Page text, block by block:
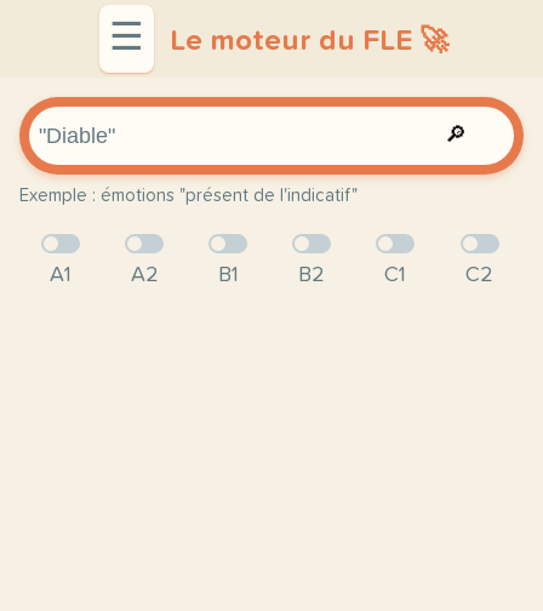
☰ Le moteur du FLE 🚀
🔎
Exemple : émotions "présent de l'indicatif"
A1 A2 B1 B2 C1 C2